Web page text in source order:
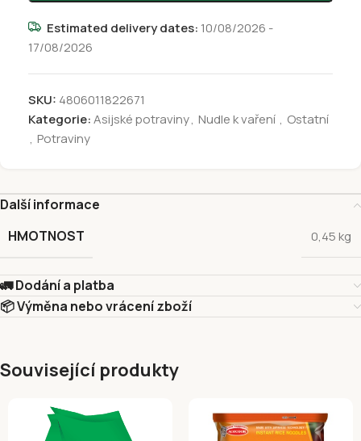
Estimated delivery dates: 10/08/2026 -
17/08/2026
SKU: 4806011822671
Kategorie:Asijské potraviny, Nudle k vaření , Ostatní
, Potraviny
Další informace
HMOTNOST
0,45 kg
🚛 Dodání a platba
📦 Výměna nebo vrácení zboží
Související produkty